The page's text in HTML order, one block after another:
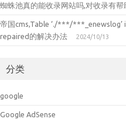
蜘蛛池真的能收录网站吗,对收录有帮
帝国cms,Table ‘./***/***_enewslog’
repaired的解决办法
2024/10/13
分类
google
Google AdSense